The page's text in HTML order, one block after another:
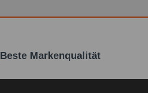
Beste Markenqualität